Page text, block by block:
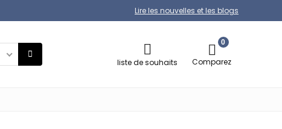
Lire les nouvelles et les blogs
liste de souhaits
0
Comparez